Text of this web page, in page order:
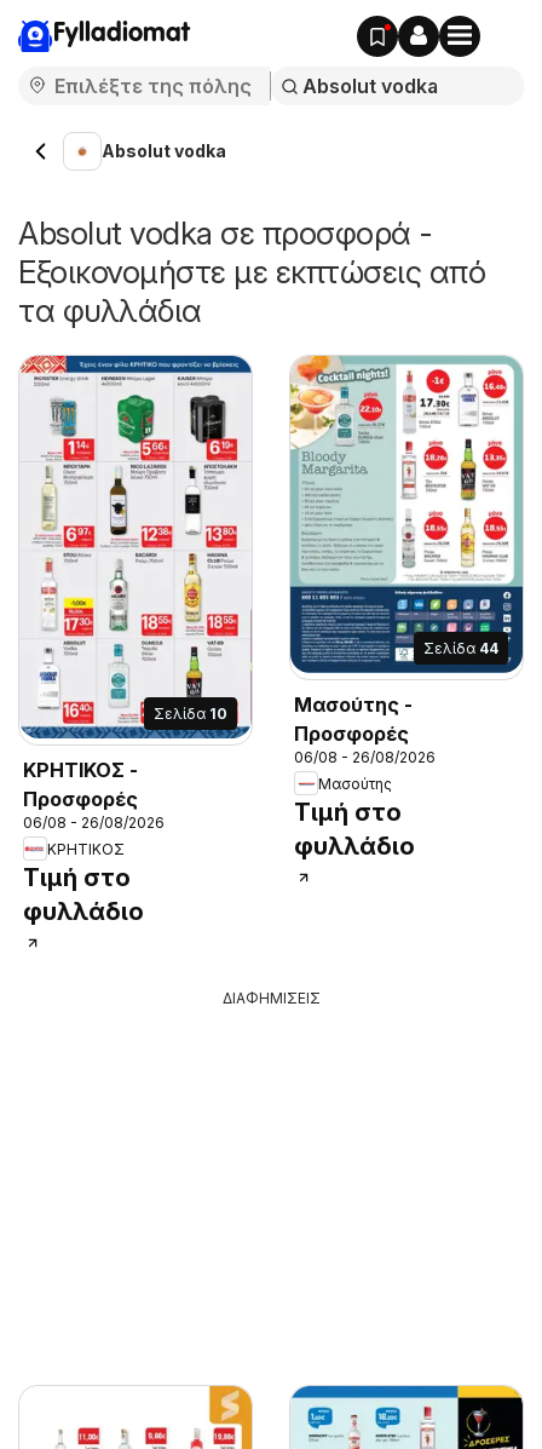
Fylladiomat
Absolut vodka
Absolut vodka σε προσφορά -
Εξοικονομήστε με εκπτώσεις από
τα φυλλάδια
Σελίδα 10
ΚΡΗΤΙΚΟΣ -
Προσφορές
06/08 - 26/08/2026
ΚΡΗΤΙΚΟΣ
Τιμή στο
φυλλάδιο
Σελίδα 44
Μασούτης -
Προσφορές
06/08 - 26/08/2026
Μασούτης
Τιμή στο
φυλλάδιο
ΔΙΑΦΗΜΙΣΕΙΣ